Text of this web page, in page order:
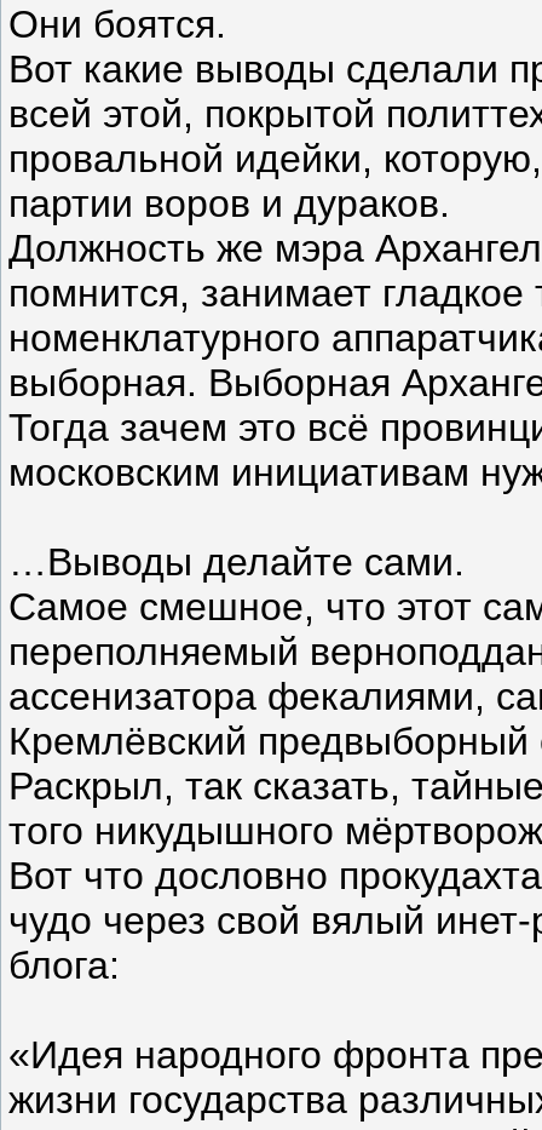
Они боятся.
Вот какие выводы сделали
всей этой, покрытой
провальной идейки,
партии воров и дураков.
Должность же мэра
помнится, занимает
номенклатурного
выборная. Выборная
Тогда зачем это всё
московским инициативам
…Выводы делайте сами.
Самое смешное, что этот
переполняемый
ассенизатора фекалиями,
Кремлёвский предвыборный
Раскрыл, так сказать,
того никудышного
Вот что дословно
чудо через свой вялый
блога:
«Идея народного фронта
жизни государства